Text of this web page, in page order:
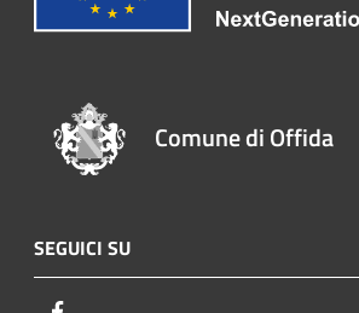
Comune di Offida
SEGUICI SU